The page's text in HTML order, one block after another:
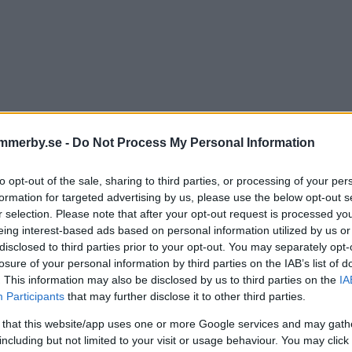
- Do Not Process My Personal Information
opt-out of the sale, sharing to third parties, or processing of your
for targeted advertising by us, please use the below opt-out
selection. Please note that after your opt-out request is processed
interest-based ads based on personal information utilized by us
to third parties prior to your opt-out. You may separately
of your personal information by third parties on the IAB’s list of
This information may also be disclosed by us to third parties on the
Participants that may further disclose it to other third parties.
that this website/app uses one or more Google services and may
but not limited to your visit or usage behaviour. You may
frånvarolista i VIBK – de
toppmatchen
06 februari 2025 15.15